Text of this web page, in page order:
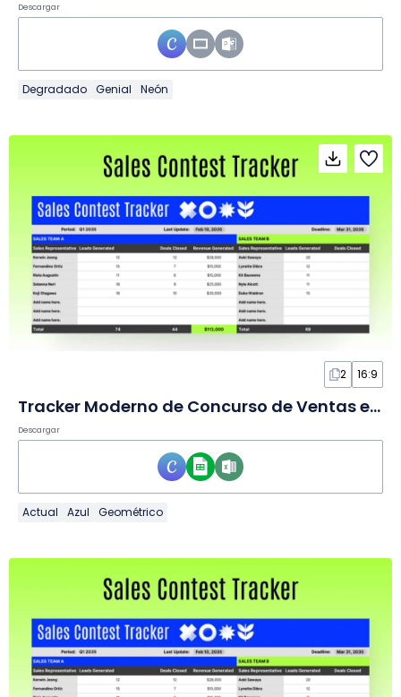
Descargar
Degradado Genial Neón
2 16:9
Tracker Moderno de Concurso de Ventas en Hoja de cálculo
Descargar
Actual Azul Geométrico